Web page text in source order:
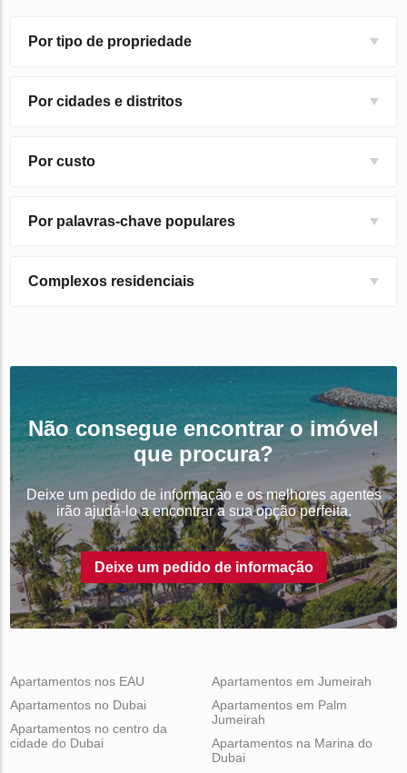
Por tipo de propriedade
Por cidades e distritos
Por custo
Por palavras-chave populares
Complexos residenciais
Não consegue encontrar o imóvel
que procura?
Deixe um pedido de informação e os melhores agentes
irão ajudá-lo a encontrar a sua opção perfeita.
Deixe um pedido de informação
Apartamentos nos EAU
Apartamentos no Dubai
Apartamentos no centro da
cidade do Dubai
Apartamentos em Jumeirah
Apartamentos em Palm
Jumeirah
Apartamentos na Marina do
Dubai